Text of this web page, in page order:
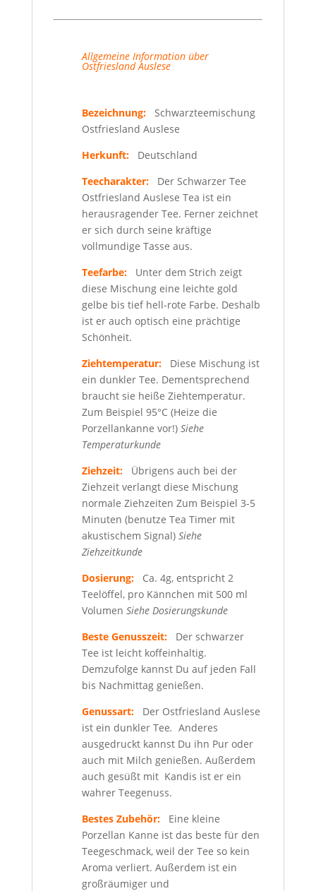
Allgemeine Information über
Ostfriesland Auslese
Bezeichnung:
Schwarzteemischung
Ostfriesland Auslese
Herkunft:
Deutschland
Teecharakter:
Der Schwarzer Tee
Ostfriesland Auslese Tea ist ein
herausragender Tee. Ferner zeichnet
er sich durch seine kräftige
vollmundige Tasse aus.
Teefarbe:
Unter dem Strich zeigt
diese Mischung eine leichte gold
gelbe bis tief hell-rote Farbe. Deshalb
ist er auch optisch eine prächtige
Schönheit.
Ziehtemperatur:
Diese Mischung ist
ein dunkler Tee. Dementsprechend
braucht sie heiße Ziehtemperatur.
Zum Beispiel 95°C (Heize die
Porzellankanne vor!) Siehe
Temperaturkunde
Ziehzeit:
Übrigens auch bei der
Ziehzeit verlangt diese Mischung
normale Ziehzeiten Zum Beispiel 3-5
Minuten (benutze Tea Timer mit
akustischem Signal) Siehe
Ziehzeitkunde
Dosierung:
Ca. 4g, entspricht 2
Teelöffel, pro Kännchen mit 500 ml
Volumen Siehe Dosierungskunde
Beste Genusszeit:
Der schwarzer
Tee ist leicht koffeinhaltig.
Demzufolge kannst Du auf jeden Fall
bis Nachmittag genießen.
Genussart:
Der Ostfriesland Auslese
ist ein dunkler Tee. Anderes
ausgedruckt kannst Du ihn Pur oder
auch mit Milch genießen. Außerdem
auch gesüßt mit Kandis ist er ein
wahrer Teegenuss.
Bestes Zubehör:Eine kleine
Porzellan Kanne ist das beste für den
Teegeschmack, weil der Tee so kein
Aroma verliert. Außerdem ist ein
großräumiger und